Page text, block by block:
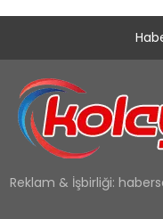
Reklam & İşbirliği: